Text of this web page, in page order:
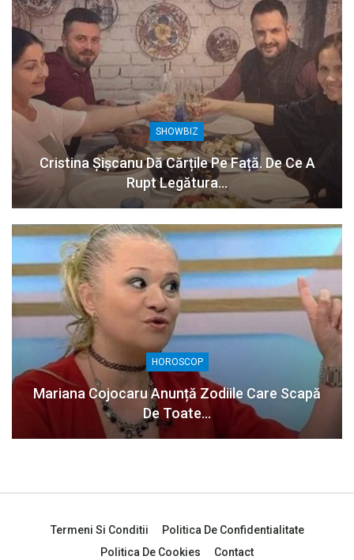
SHOWBIZ
Cristina Șișcanu Dă Cărțile Pe Față. De Ce A
Rupt Legătura…
HOROSCOP
Mariana Cojocaru Anunță Zodiile Care Scapă
De Toate…
Termeni Si Conditii
Politica De Confidentialitate
Politica De Cookies
Contact